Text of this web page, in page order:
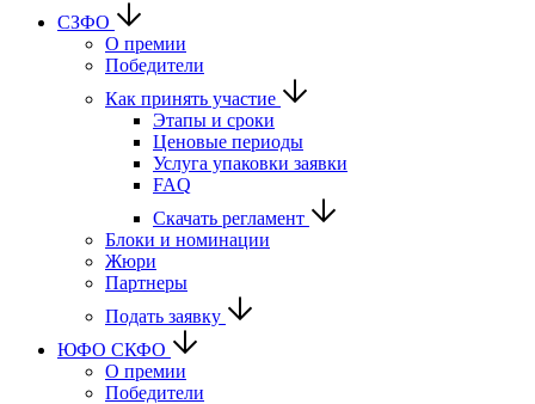
СЗФО
О премии
Победители
Как принять участие
Этапы и сроки
Ценовые периоды
Услуга упаковки заявки
FAQ
Скачать регламент
Блоки и номинации
Жюри
Партнеры
Подать заявку
ЮФО СКФО
О премии
Победители